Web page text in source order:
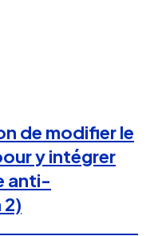
de modifier le
y intégrer
anti-